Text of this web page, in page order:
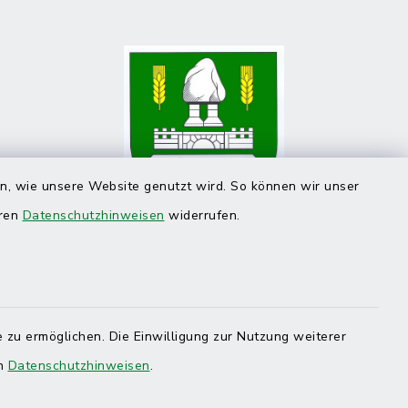
wie unsere Website genutzt wird. So können wir unser
Datenschutzhinweisen widerrufen.
ermöglichen. Die Einwilligung zur Nutzung weiterer
Datenschutzhinweisen.